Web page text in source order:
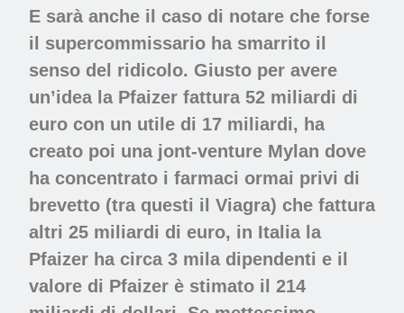
E sarà anche il caso di notare che forse
il supercommissario ha smarrito il
senso del ridicolo. Giusto per avere
un’idea la Pfaizer fattura 52 miliardi di
euro con un utile di 17 miliardi, ha
creato poi una jont-venture Mylan dove
ha concentrato i farmaci ormai privi di
brevetto (tra questi il Viagra) che fattura
altri 25 miliardi di euro, in Italia la
Pfaizer ha circa 3 mila dipendenti e il
valore di Pfaizer è stimato il 214